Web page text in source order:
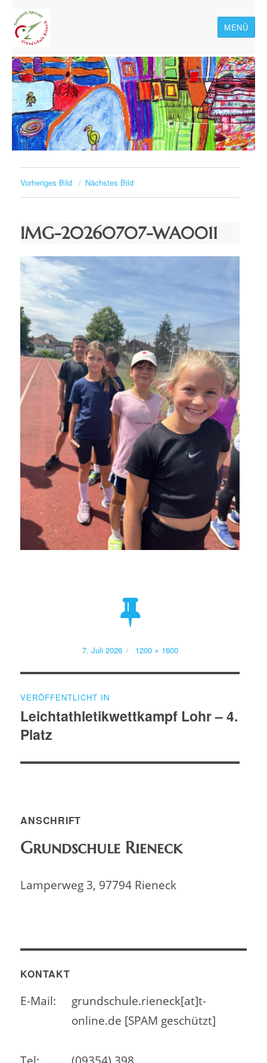
MENÜ
Vorheriges Bild Nächstes Bild
IMG-20260707-WA0011
Veröffentlicht
7. Juli 2026
Volle
1200 × 1600
VERÖFFENTLICHT IN
Leichtathletikwettkampf Lohr – 4.
Platz
ANSCHRIFT
Grundschule Rieneck
Lamperweg 3, 97794 Rieneck
KONTAKT
E-Mail:
grundschule.rieneck[at]t-
online.de [SPAM geschützt]